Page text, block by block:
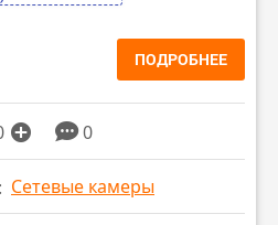
ПОДРОБНЕЕ
0
Сетевые камеры